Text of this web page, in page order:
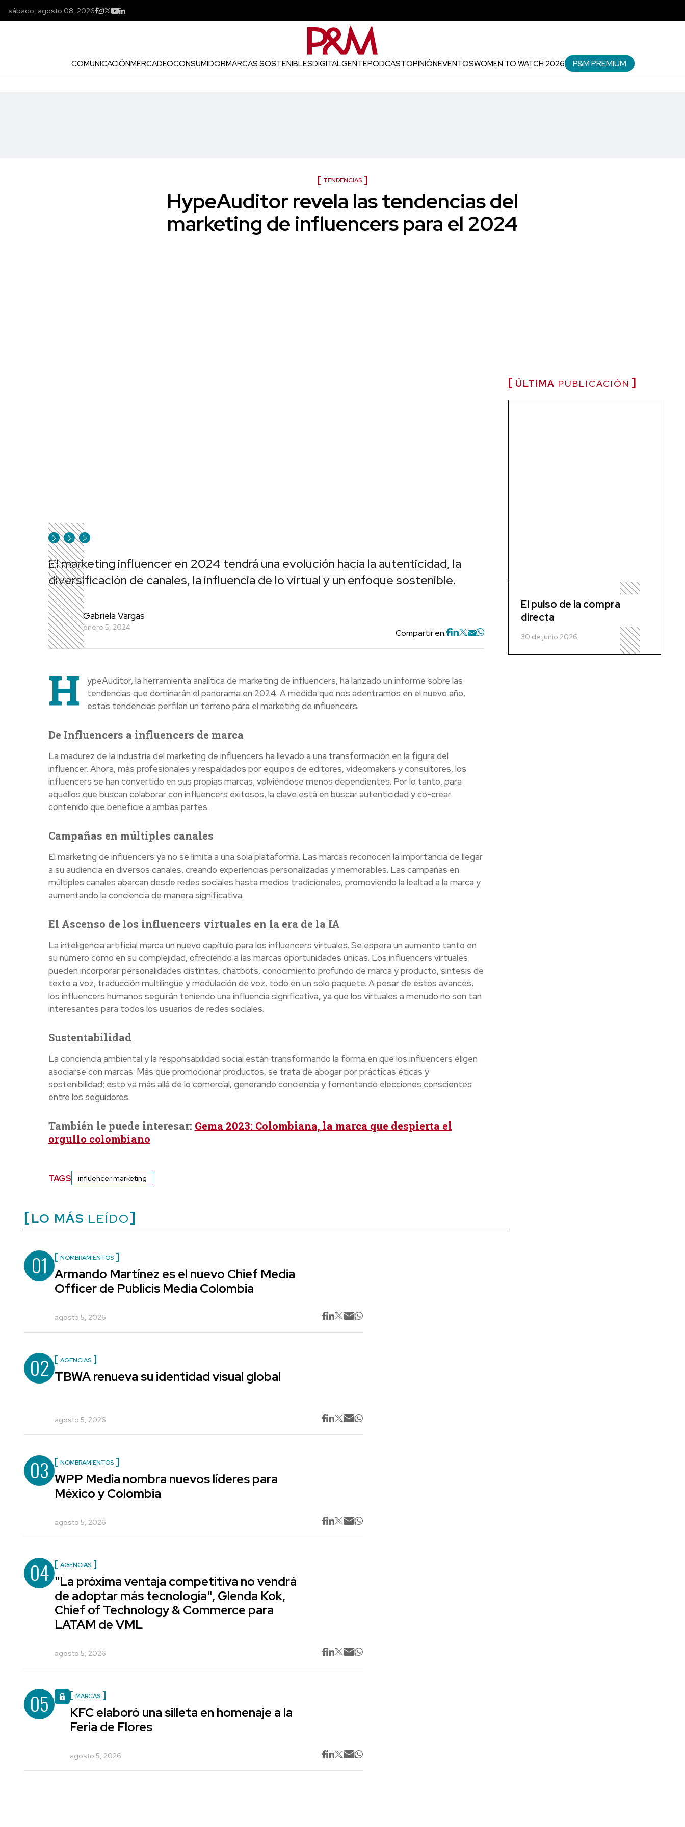
sábado, agosto 08, 2026
COMUNICACIÓNMERCADEOCONSUMIDORMARCAS SOSTENIBLESDIGITALGENTEPODCASTOPINIÓNEVENTOSWOMEN TO WATCH 2026 P&M PREMIUM
TENDENCIAS
HypeAuditor revela las tendencias del
marketing de influencers para el 2024
El marketing influencer en 2024 tendrá una evolución hacia la autenticidad, la
diversificación de canales, la influencia de lo virtual y un enfoque sostenible.
Gabriela Vargas
enero 5, 2024
Compartir en:
H
ypeAuditor, la herramienta analítica de marketing de influencers, ha lanzado un informe sobre las
tendencias que dominarán el panorama en 2024. A medida que nos adentramos en el nuevo año,
estas tendencias perfilan un terreno para el marketing de influencers.
De Influencers a influencers de marca
La madurez de la industria del marketing de influencers ha llevado a una transformación en la figura del
influencer. Ahora, más profesionales y respaldados por equipos de editores, videomakers y consultores, los
influencers se han convertido en sus propias marcas; volviéndose menos dependientes. Por lo tanto, para
aquellos que buscan colaborar con influencers exitosos, la clave está en buscar autenticidad y co-crear
contenido que beneficie a ambas partes.
Campañas en múltiples canales
El marketing de influencers ya no se limita a una sola plataforma. Las marcas reconocen la importancia de llegar
a su audiencia en diversos canales, creando experiencias personalizadas y memorables. Las campañas en
múltiples canales abarcan desde redes sociales hasta medios tradicionales, promoviendo la lealtad a la marca y
aumentando la conciencia de manera significativa.
El Ascenso de los influencers virtuales en la era de la IA
La inteligencia artificial marca un nuevo capítulo para los influencers virtuales. Se espera un aumento tanto en
su número como en su complejidad, ofreciendo a las marcas oportunidades únicas. Los influencers virtuales
pueden incorporar personalidades distintas, chatbots, conocimiento profundo de marca y producto, síntesis de
texto a voz, traducción multilingüe y modulación de voz, todo en un solo paquete. A pesar de estos avances,
los influencers humanos seguirán teniendo una influencia significativa, ya que los virtuales a menudo no son tan
interesantes para todos los usuarios de redes sociales.
Sustentabilidad
La conciencia ambiental y la responsabilidad social están transformando la forma en que los influencers eligen
asociarse con marcas. Más que promocionar productos, se trata de abogar por prácticas éticas y
sostenibilidad; esto va más allá de lo comercial, generando conciencia y fomentando elecciones conscientes
entre los seguidores.
También le puede interesar: Gema 2023: Colombiana, la marca que despierta el
orgullo colombiano
TAGS influencer marketing
LO MÁS LEÍDO
01 NOMBRAMIENTOS
Armando Martínez es el nuevo Chief Media
Officer de Publicis Media Colombia
agosto 5, 2026
02 AGENCIAS
TBWA renueva su identidad visual global
agosto 5, 2026
03 NOMBRAMIENTOS
WPP Media nombra nuevos líderes para
México y Colombia
agosto 5, 2026
04 AGENCIAS
"La próxima ventaja competitiva no vendrá
de adoptar más tecnología", Glenda Kok,
Chief of Technology & Commerce para
LATAM de VML
agosto 5, 2026
05 MARCAS
KFC elaboró una silleta en homenaje a la
Feria de Flores
agosto 5, 2026
ÚLTIMA PUBLICACIÓN
El pulso de la compra
directa
30 de junio 2026